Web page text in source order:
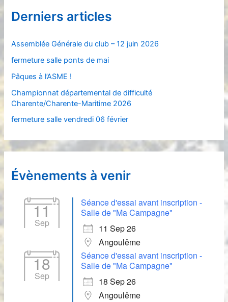
r
e
r
Derniers articles
Assemblée Générale du club – 12 juin 2026
fermeture salle ponts de mai
Pâques à l’ASME !
Championnat départemental de difficulté
Charente/Charente-Maritime 2026
fermeture salle vendredi 06 février
Évènements à venir
11
Sep
Séance d'essai avant inscription -
Salle de "Ma Campagne"
11 Sep 26
Angoulême
18
Sep
Séance d'essai avant inscription -
Salle de "Ma Campagne"
18 Sep 26
Angoulême